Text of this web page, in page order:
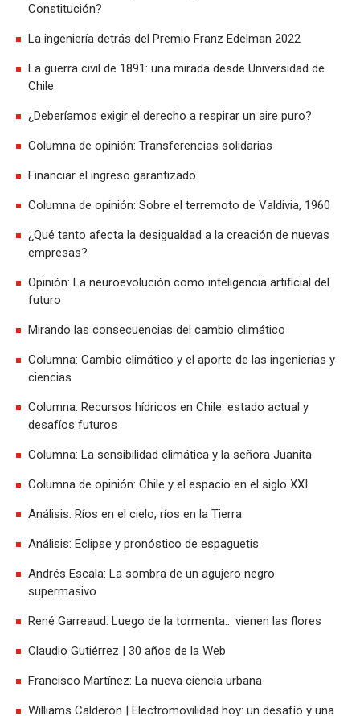
Williams Calderón | Electromovilidad hoy: un desafío y una
Francisco Martínez: La nueva ciencia urbana
Claudio Gutiérrez | 30 años de la Web
René Garreaud: Luego de la tormenta... vienen las flores
Andrés Escala: La sombra de un agujero negro
supermasivo
Análisis: Eclipse y pronóstico de espaguetis
Análisis: Ríos en el cielo, ríos en la Tierra
Columna de opinión: Chile y el espacio en el siglo XXI
Columna: La sensibilidad climática y la señora Juanita
Columna: Recursos hídricos en Chile: estado actual y
desafíos futuros
Columna: Cambio climático y el aporte de las ingenierías y
ciencias
Mirando las consecuencias del cambio climático
Opinión: La neuroevolución como inteligencia artificial del
futuro
¿Qué tanto afecta la desigualdad a la creación de nuevas
empresas?
Columna de opinión: Sobre el terremoto de Valdivia, 1960
Financiar el ingreso garantizado
Columna de opinión: Transferencias solidarias
¿Deberíamos exigir el derecho a respirar un aire puro?
La guerra civil de 1891: una mirada desde Universidad de
Chile
La ingeniería detrás del Premio Franz Edelman 2022
Constitución?